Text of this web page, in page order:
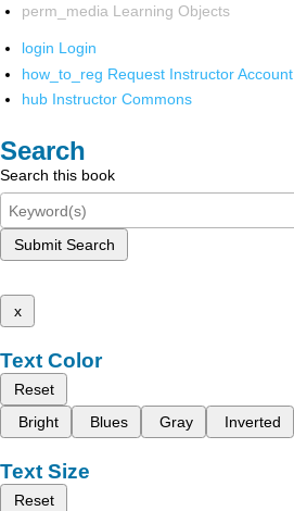
perm_media Learning Objects
login Login
how_to_reg Request Instructor Account
hub Instructor Commons
Search
Search this book
Submit Search
x
Text Color
Reset
Bright
Blues Gray Inverted
Text Size
Reset